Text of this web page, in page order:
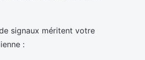
signaux méritent votre
: